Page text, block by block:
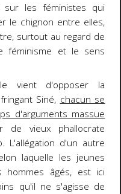
les féministes qui
le chignon entre elles,
surtout au regard de
et le sens
vient d'opposer la
Siné, chacun se
d'arguments massue
vieux phallocrate
L'allégation d'un autre
laquelle les jeunes
hommes âgés, est ici
qu'il ne s'agisse de